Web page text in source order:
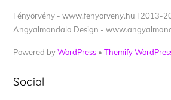
Fényörvény - www.fenyorveny.hu I 2013-
Angyalmandala Design -
Powered byWordPress •Themify
Social